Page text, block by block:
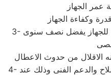
عمر الجهاز
3- تحديد موعد مناسب لعمل فحص للجهاز يفضل نصف سنوى
4- الاختيار الصحيح لمقدم خدمة الاصلاح والدعم الفنى وذلك عند